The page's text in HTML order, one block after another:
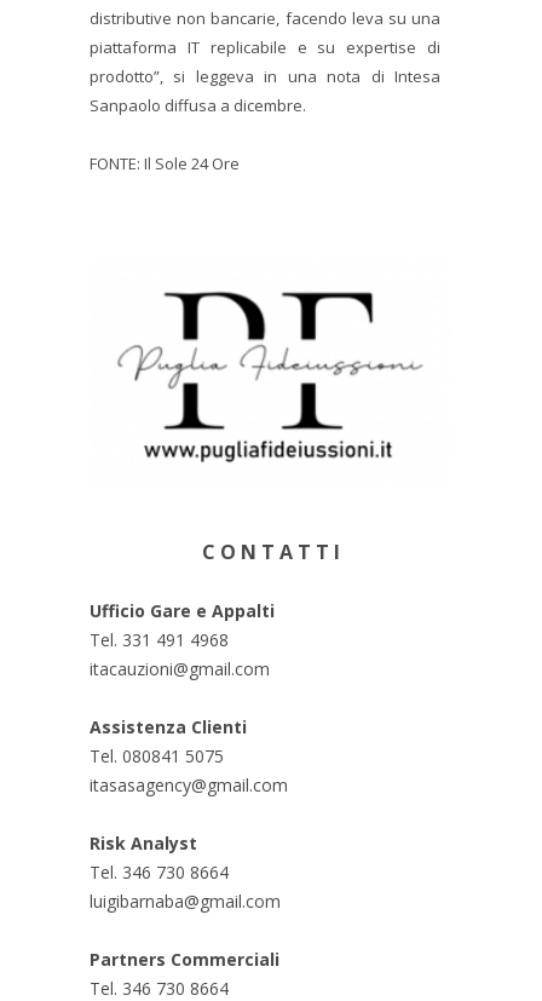
distributive non bancarie, facendo leva su una
piattaforma IT replicabile e su expertise di
prodotto”, si leggeva in una nota di Intesa
Sanpaolo diffusa a dicembre.
FONTE: Il Sole 24 Ore
C O N T A T T I
Ufficio Gare e Appalti
Tel. 331 491 4968
itacauzioni@gmail.com
Assistenza Clienti
Tel. 080841 5075
itasasagency@gmail.com
Risk Analyst
Tel. 346 730 8664
luigibarnaba@gmail.com
Partners Commerciali
Tel. 346 730 8664